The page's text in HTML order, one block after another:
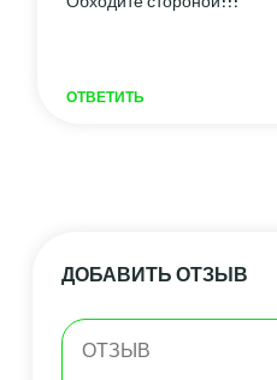
ОТВЕТИТЬ
ДОБАВИТЬ ОТЗЫВ